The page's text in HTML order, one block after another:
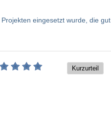
eingesetzt wurde, die gut
Kurzurteil